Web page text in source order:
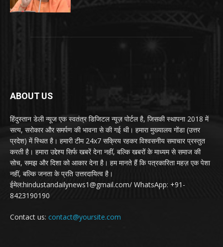
ABOUT US
हिंदुस्तान डेली न्यूज एक स्वतंत्र डिजिटल न्यूज़ पोर्टल है, जिसकी स्थापना 2018 में
सत्य, सरोकार और समर्पण की भावना से की गई थी। हमारा मुख्यालय गोंडा (उत्तर
प्रदेश) में स्थित है। हमारी टीम 24x7 सक्रिय रहकर विश्वसनीय समाचार प्रस्तुत
करती है। हमारा उद्देश्य सिर्फ खबरें देना नहीं, बल्कि खबरों के माध्यम से समाज की
सोच, समझ और दिशा को आकार देना है। हम मानते हैं कि पत्रकारिता महज़ एक पेशा
नहीं, बल्कि जनता के प्रति उत्तरदायित्व है।
ईमेल:hindustandailynews1@gmail.com/ WhatsApp: +91-
8423190190
Contact us: contact@yoursite.com